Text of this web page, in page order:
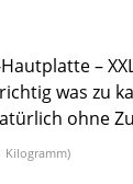
–
was zu
Das
Langeweile & für gesunde Zähne Ideal zur
Kilogramm)